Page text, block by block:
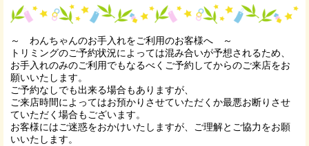
～ わんちゃんのお手入れをご利用のお客様へ ～
トリミングのご予約状況によっては混み合いが予想されるため、
お手入れのみのご利用でもなるべくご予約してからのご来店をお
願いいたします。
ご予約なしでも出来る場合もありますが、
ご来店時間によってはお預かりさせていただくか最悪お断りさせ
ていただく場合もございます。
お客様にはご迷惑をおかけいたしますが、ご理解とご協力をお願
いいたします。